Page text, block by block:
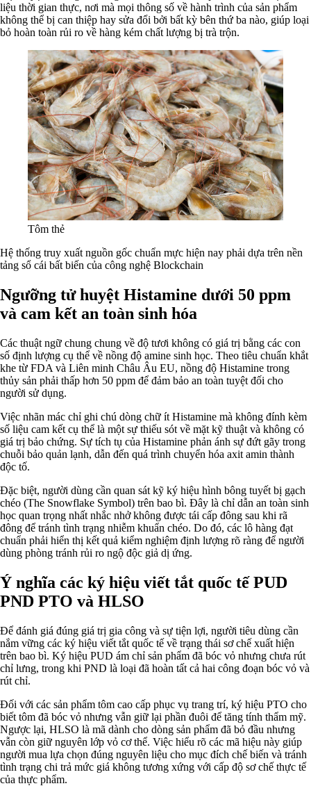
liệu thời gian thực, nơi mà mọi thông số về hành trình của sản phẩm
không thể bị can thiệp hay sửa đổi bởi bất kỳ bên thứ ba nào, giúp loại
bỏ hoàn toàn rủi ro về hàng kém chất lượng bị trà trộn.
Tôm thẻ
Hệ thống truy xuất nguồn gốc chuẩn mực hiện nay phải dựa trên nền
tảng sổ cái bất biến của công nghệ Blockchain
Ngưỡng tử huyệt Histamine dưới 50 ppm
và cam kết an toàn sinh hóa
Các thuật ngữ chung chung về độ tươi không có giá trị bằng các con
số định lượng cụ thể về nồng độ amine sinh học. Theo tiêu chuẩn khắt
khe từ FDA và Liên minh Châu Âu EU, nồng độ Histamine trong
thủy sản phải thấp hơn 50 ppm để đảm bảo an toàn tuyệt đối cho
người sử dụng.
Việc nhãn mác chỉ ghi chú dòng chữ ít Histamine mà không đính kèm
số liệu cam kết cụ thể là một sự thiếu sót về mặt kỹ thuật và không có
giá trị bảo chứng. Sự tích tụ của Histamine phản ánh sự đứt gãy trong
chuỗi bảo quản lạnh, dẫn đến quá trình chuyển hóa axit amin thành
độc tố.
Đặc biệt, người dùng cần quan sát kỹ ký hiệu hình bông tuyết bị gạch
chéo (The Snowflake Symbol) trên bao bì. Đây là chỉ dẫn an toàn sinh
học quan trọng nhất nhắc nhở không được tái cấp đông sau khi rã
đông để tránh tình trạng nhiễm khuẩn chéo. Do đó, các lô hàng đạt
chuẩn phải hiển thị kết quả kiểm nghiệm định lượng rõ ràng để người
dùng phòng tránh rủi ro ngộ độc giả dị ứng.
Ý nghĩa các ký hiệu viết tắt quốc tế PUD
PND PTO và HLSO
Để đánh giá đúng giá trị gia công và sự tiện lợi, người tiêu dùng cần
nắm vững các ký hiệu viết tắt quốc tế về trạng thái sơ chế xuất hiện
trên bao bì. Ký hiệu PUD ám chỉ sản phẩm đã bóc vỏ nhưng chưa rút
chỉ lưng, trong khi PND là loại đã hoàn tất cả hai công đoạn bóc vỏ và
rút chỉ.
Đối với các sản phẩm tôm cao cấp phục vụ trang trí, ký hiệu PTO cho
biết tôm đã bóc vỏ nhưng vẫn giữ lại phần đuôi để tăng tính thẩm mỹ.
Ngược lại, HLSO là mã dành cho dòng sản phẩm đã bỏ đầu nhưng
vẫn còn giữ nguyên lớp vỏ cơ thể. Việc hiểu rõ các mã hiệu này giúp
người mua lựa chọn đúng nguyên liệu cho mục đích chế biến và tránh
tình trạng chi trả mức giá không tương xứng với cấp độ sơ chế thực tế
của thực phẩm.